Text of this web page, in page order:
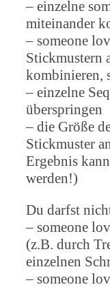
– einzelne
miteinander
– someone
Stickmustern
kombinieren,
– einzelne
überspringen
– die Größe
Stickmuster
Ergebnis
werden!)
Du darfst
– someone
(z.B. durch
einzelnen
– someone